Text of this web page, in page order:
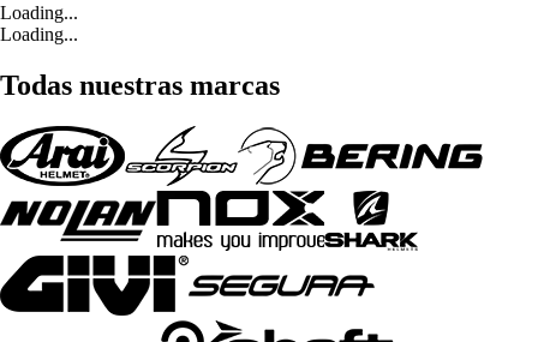
Loading...
Loading...
Todas nuestras marcas